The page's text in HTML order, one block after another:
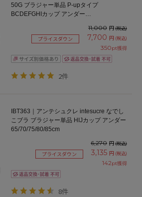
50G ブラジャー単品 P-upタイプ
BCDEFGHIカップ アンダー
11,000 円(税込)
プライスダウン 7,700 円 (税込)
350pt獲得
2件
IBT363｜アンテシュクレ intesucre なでし
こブラ ブラジャー単品 HIJカップ アンダー
65/70/75/80/85cm
6,270 円(税込)
プライスダウン 3,135 円 (税込)
142pt獲得
8件